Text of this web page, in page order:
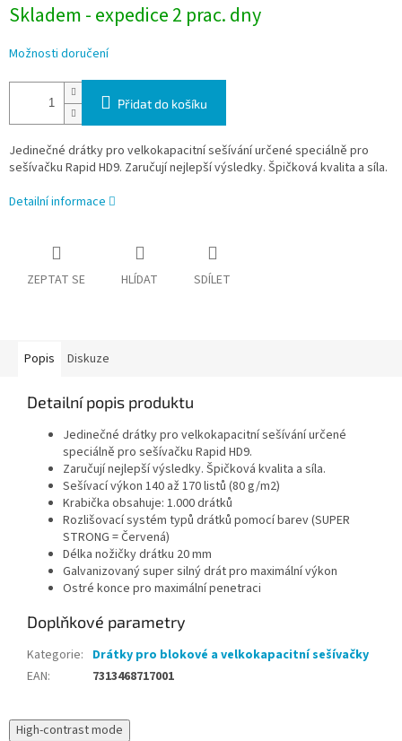
Skladem - expedice 2 prac. dny
Možnosti doručení
Přidat do košíku
Jedinečné drátky pro velkokapacitní sešívání určené speciálně pro
sešívačku Rapid HD9. Zaručují nejlepší výsledky. Špičková kvalita a síla.
Detailní informace
ZEPTAT SE HLÍDAT SDÍLET
Popis Diskuze
Detailní popis produktu
Jedinečné drátky pro velkokapacitní sešívání určené
speciálně pro sešívačku Rapid HD9.
Zaručují nejlepší výsledky. Špičková kvalita a síla.
Sešívací výkon 140 až 170 listů (80 g/m2)
Krabička obsahuje: 1.000 drátků
Rozlišovací systém typů drátků pomocí barev (SUPER
STRONG = Červená)
Délka nožičky drátku 20 mm
Galvanizovaný super silný drát pro maximální výkon
Ostré konce pro maximální penetraci
Doplňkové parametry
Kategorie: Drátky pro blokové a velkokapacitní sešívačky
EAN: 7313468717001
High-contrast mode